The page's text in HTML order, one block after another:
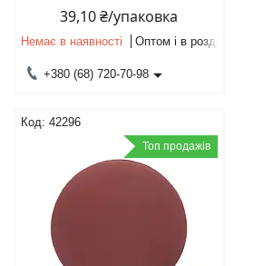
39,10 ₴/упаковка
Немає в наявності Оптом і в роздріб
+380 (68) 720-70-98
42296
Топ продажів